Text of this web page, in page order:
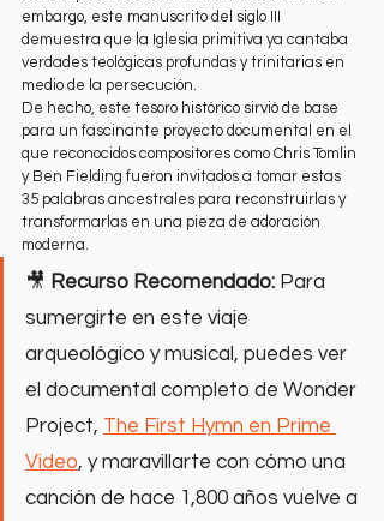
embargo, este manuscrito del siglo III
demuestra que la Iglesia primitiva ya cantaba
verdades teológicas profundas y trinitarias en
medio de la persecución.
De hecho, este tesoro histórico sirvió de base
para un fascinante proyecto documental en el
que reconocidos compositores como Chris Tomlin
y Ben Fielding fueron invitados a tomar estas
35 palabras ancestrales para reconstruirlas y
transformarlas en una pieza de adoración
moderna.
🎥 Recurso Recomendado: Para
sumergirte en este viaje
arqueológico y musical, puedes ver
el documental completo de Wonder
Project, The First Hymn en Prime
Video, y maravillarte con cómo una
canción de hace 1,800 años vuelve a